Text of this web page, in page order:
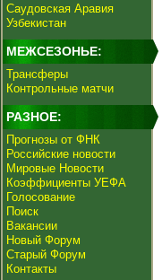
Саудовская Аравия
Узбекистан
МЕЖСЕЗОНЬЕ:
Трансферы
Контрольные матчи
РАЗНОЕ:
Прогнозы от ФНК
Российские новости
Мировые Новости
Коэффициенты УЕФА
Голосование
Поиск
Вакансии
Новый Форум
Старый Форум
Контакты